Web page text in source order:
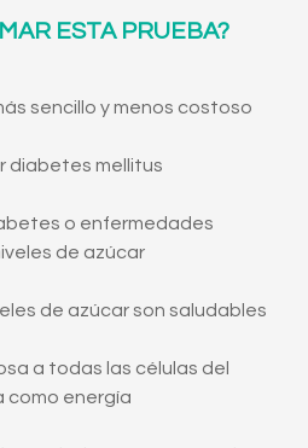
ESTA PRUEBA?
sencillo y menos costoso
diabetes mellitus
o enfermedades
de azúcar
de azúcar son saludables
a todas las células del
como energía